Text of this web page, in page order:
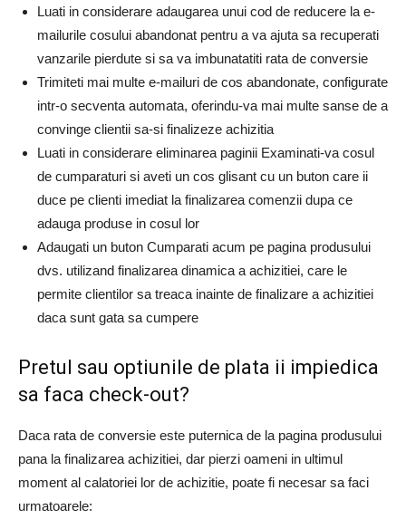
Luati in considerare adaugarea unui cod de reducere la e-
mailurile cosului abandonat pentru a va ajuta sa recuperati
vanzarile pierdute si sa va imbunatatiti rata de conversie
Trimiteti mai multe e-mailuri de cos abandonate, configurate
intr-o secventa automata, oferindu-va mai multe sanse de a
convinge clientii sa-si finalizeze achizitia
Luati in considerare eliminarea paginii Examinati-va cosul
de cumparaturi si aveti un cos glisant cu un buton care ii
duce pe clienti imediat la finalizarea comenzii dupa ce
adauga produse in cosul lor
Adaugati un buton Cumparati acum pe pagina produsului
dvs. utilizand finalizarea dinamica a achizitiei, care le
permite clientilor sa treaca inainte de finalizare a achizitiei
daca sunt gata sa cumpere
Pretul sau optiunile de plata ii impiedica
sa faca check-out?
Daca rata de conversie este puternica de la pagina produsului
pana la finalizarea achizitiei, dar pierzi oameni in ultimul
moment al calatoriei lor de achizitie, poate fi necesar sa faci
urmatoarele: